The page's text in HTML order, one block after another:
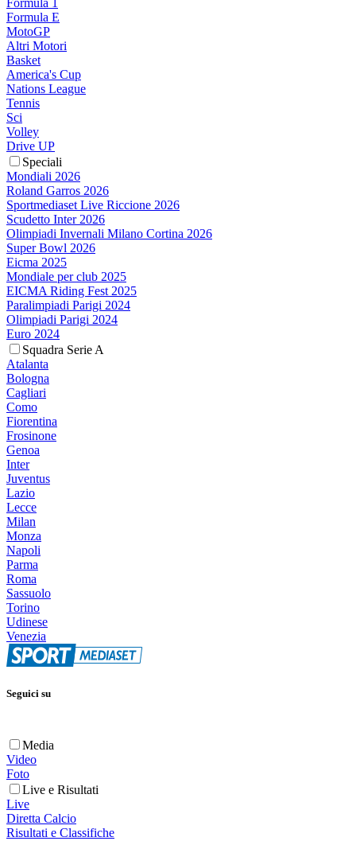
Formula 1
Formula E
MotoGP
Altri Motori
Basket
America's Cup
Nations League
Tennis
Sci
Volley
Drive UP
Speciali
Mondiali 2026
Roland Garros 2026
Sportmediaset Live Riccione 2026
Scudetto Inter 2026
Olimpiadi Invernali Milano Cortina 2026
Super Bowl 2026
Eicma 2025
Mondiale per club 2025
EICMA Riding Fest 2025
Paralimpiadi Parigi 2024
Olimpiadi Parigi 2024
Euro 2024
Squadra Serie A
Atalanta
Bologna
Cagliari
Como
Fiorentina
Frosinone
Genoa
Inter
Juventus
Lazio
Lecce
Milan
Monza
Napoli
Parma
Roma
Sassuolo
Torino
Udinese
Venezia
Seguici su
Media
Video
Foto
Live e Risultati
Live
Diretta Calcio
Risultati e Classifiche